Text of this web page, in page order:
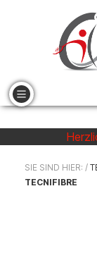
SIE SIND HIER: /
TECNIFIBRE